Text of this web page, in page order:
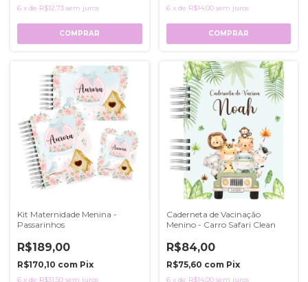
6 x de R$12,73 sem juros
COMPRAR
6 x de R$14,00 sem juros
COMPRAR
Kit Maternidade Menina -
Passarinhos
R$189,00
R$170,10 com Pix
6 x de R$31,50 sem juros
Caderneta de Vacinação
Menino - Carro Safari Clean
R$84,00
R$75,60 com Pix
6 x de R$14,00 sem juros